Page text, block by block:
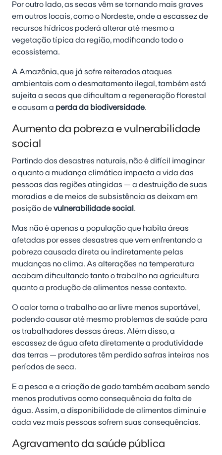
Por outro lado, as secas vêm se tornando mais graves
em outros locais, como o Nordeste, onde a escassez de
recursos hídricos poderá alterar até mesmo a
vegetação típica da região, modificando todo o
ecossistema.
A Amazônia, que já sofre reiterados ataques
ambientais com o desmatamento ilegal, também está
sujeita a secas que dificultam a regeneração florestal
e causam a perda da biodiversidade.
Aumento da pobreza e vulnerabilidade
social
Partindo dos desastres naturais, não é difícil imaginar
o quanto a mudança climática impacta a vida das
pessoas das regiões atingidas — a destruição de suas
moradias e de meios de subsistência as deixam em
posição devulnerabilidade social .
Mas não é apenas a população que habita áreas
afetadas por esses desastres que vem enfrentando a
pobreza causada direta ou indiretamente pelas
mudanças no clima. As alterações na temperatura
acabam dificultando tanto o trabalho na agricultura
quanto a produção de alimentos nesse contexto.
O calor torna o trabalho ao ar livre menos suportável,
podendo causar até mesmo problemas de saúde para
os trabalhadores dessas áreas. Além disso, a
escassez de água afeta diretamente a produtividade
das terras — produtores têm perdido safras inteiras nos
períodos de seca.
E a pesca e a criação de gado também acabam sendo
menos produtivas como consequência da falta de
água. Assim, a disponibilidade de alimentos diminui e
cada vez mais pessoas sofrem suas consequências.
Agravamento da saúde pública